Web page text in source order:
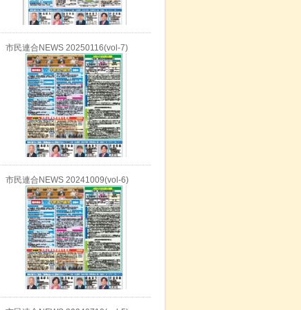
市民連合NEWS 20250116(vol-7)
市民連合NEWS 20241009(vol-6)